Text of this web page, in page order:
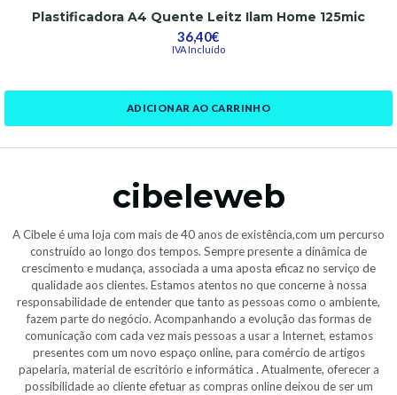
Plastificadora A4 Quente Leitz Ilam Home 125mic
36,40€
IVA Incluído
ADICIONAR AO CARRINHO
cibeleweb
A Cibele é uma loja com mais de 40 anos de existência,com um percurso
construído ao longo dos tempos. Sempre presente a dinâmica de
crescimento e mudança, associada a uma aposta eficaz no serviço de
qualidade aos clientes. Estamos atentos no que concerne à nossa
responsabilidade de entender que tanto as pessoas como o ambiente,
fazem parte do negócio. Acompanhando a evolução das formas de
comunicação com cada vez mais pessoas a usar a Internet, estamos
presentes com um novo espaço online, para comércio de artigos
papelaria, material de escritório e informática . Atualmente, oferecer a
possibilidade ao cliente efetuar as compras online deixou de ser um